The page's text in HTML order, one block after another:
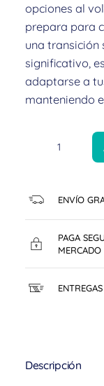
opciones al
prepara para
una transición
significativo,
adaptarse a
manteniendo
ENVÍO
PAGA
MERCADO
Descripción